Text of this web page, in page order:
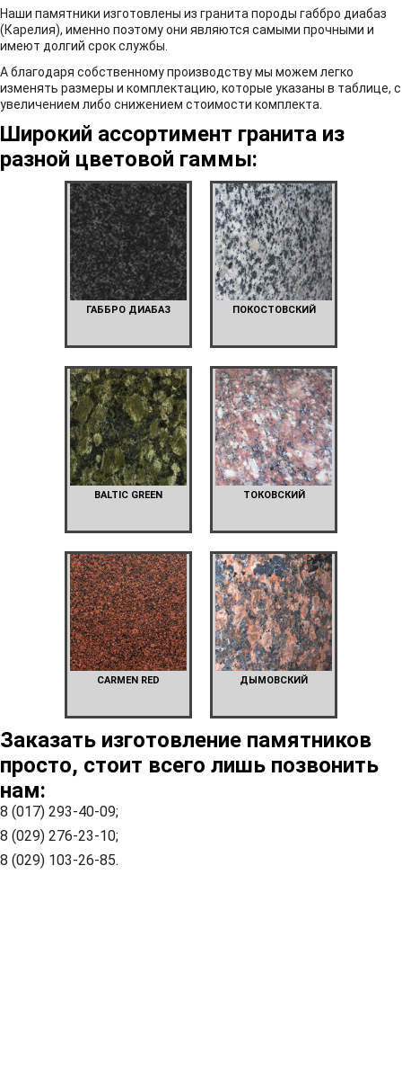
Наши памятники изготовлены из гранита породы габбро диабаз
(Карелия), именно поэтому они являются самыми прочными и
имеют долгий срок службы.
А благодаря собственному производству мы можем легко
изменять размеры и комплектацию, которые указаны в таблице, с
увеличением либо снижением стоимости комплекта.
Широкий ассортимент гранита из
разной цветовой гаммы:
ГАББРО ДИАБАЗ ПОКОСТОВСКИЙ
BALTIC GREEN ТОКОВСКИЙ
CARMEN RED ДЫМОВСКИЙ
Заказать изготовление памятников
просто, стоит всего лишь позвонить
нам:
8 (017) 293-40-09;
8 (029) 276-23-10;
8 (029) 103-26-85.